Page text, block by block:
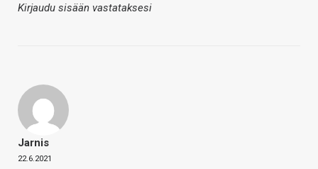
Kirjaudu sisään vastataksesi
Jarnis
22.6.2021